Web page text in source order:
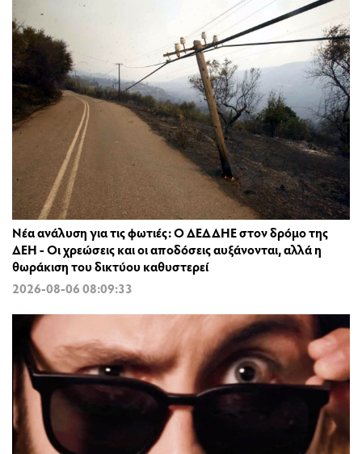
Νέα ανάλυση για τις φωτιές: Ο ΔΕΔΔΗΕ στον δρόμο της
ΔΕΗ - Οι χρεώσεις και οι αποδόσεις αυξάνονται, αλλά η
θωράκιση του δικτύου καθυστερεί
2026-08-06 08:09:33